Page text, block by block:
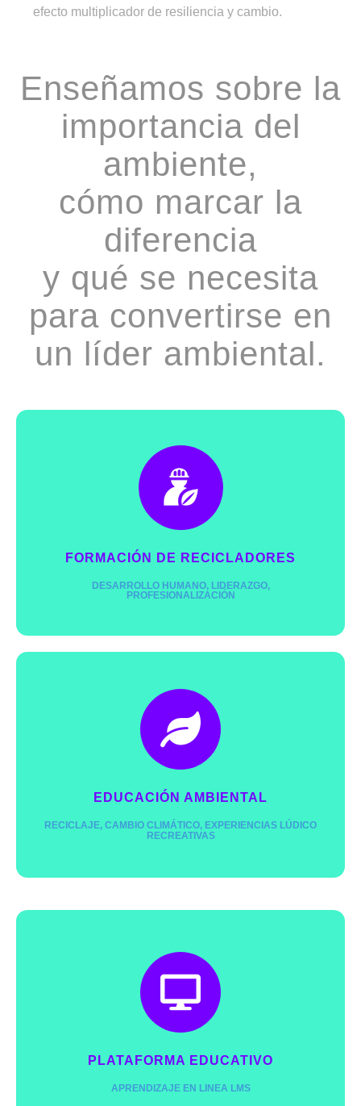
efecto multiplicador de resiliencia y cambio.
Enseñamos sobre la
importancia del
ambiente,
cómo marcar la
diferencia
y qué se necesita
para convertirse en
un líder ambiental.
FORMACIÓN DE RECICLADORES
DESARROLLO HUMANO, LIDERAZGO,
PROFESIONALIZACIÓN
Promovemos el aprendizaje y profundización para
ser la semilla del cambio.
Pide más info
EDUCACIÓN AMBIENTAL
RECICLAJE, CAMBIO CLIMÁTICO, EXPERIENCIAS LÚDICO
RECREATIVAS
Promovemos el aprendizaje y profundización para
ser la semilla del cambio.
Pide más info
PLATAFORMA EDUCATIVO
APRENDIZAJE EN LINEA LMS